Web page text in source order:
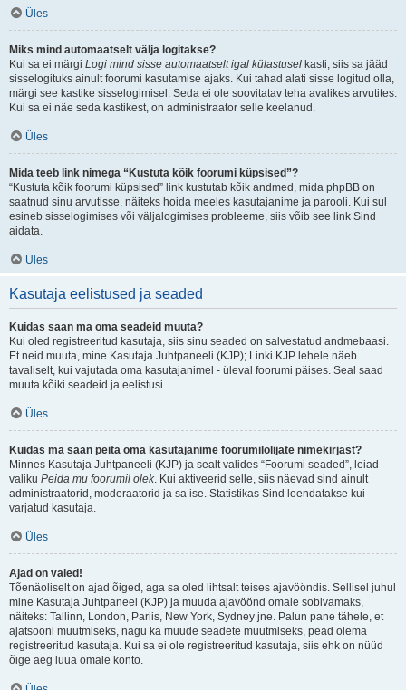
Üles
Miks mind automaatselt välja logitakse?
Kui sa ei märgi Logi mind sisse automaatselt igal külastusel kasti, siis sa jääd
sisselogituks ainult foorumi kasutamise ajaks. Kui tahad alati sisse logitud olla,
märgi see kastike sisselogimisel. Seda ei ole soovitatav teha avalikes arvutites.
Kui sa ei näe seda kastikest, on administraator selle keelanud.
Üles
Mida teeb link nimega “Kustuta kõik foorumi küpsised”?
“Kustuta kõik foorumi küpsised” link kustutab kõik andmed, mida phpBB on
saatnud sinu arvutisse, näiteks hoida meeles kasutajanime ja parooli. Kui sul
esineb sisselogimises või väljalogimises probleeme, siis võib see link Sind
aidata.
Üles
Kasutaja eelistused ja seaded
Kuidas saan ma oma seadeid muuta?
Kui oled registreeritud kasutaja, siis sinu seaded on salvestatud andmebaasi.
Et neid muuta, mine Kasutaja Juhtpaneeli (KJP); Linki KJP lehele näeb
tavaliselt, kui vajutada oma kasutajanimel - üleval foorumi päises. Seal saad
muuta kõiki seadeid ja eelistusi.
Üles
Kuidas ma saan peita oma kasutajanime foorumilolijate nimekirjast?
Minnes Kasutaja Juhtpaneeli (KJP) ja sealt valides “Foorumi seaded”, leiad
valiku Peida mu foorumil olek. Kui aktiveerid selle, siis näevad sind ainult
administraatorid, moderaatorid ja sa ise. Statistikas Sind loendatakse kui
varjatud kasutaja.
Üles
Ajad on valed!
Tõenäoliselt on ajad õiged, aga sa oled lihtsalt teises ajavööndis. Sellisel juhul
mine Kasutaja Juhtpaneel (KJP) ja muuda ajavöönd omale sobivamaks,
näiteks: Tallinn, London, Pariis, New York, Sydney jne. Palun pane tähele, et
ajatsooni muutmiseks, nagu ka muude seadete muutmiseks, pead olema
registreeritud kasutaja. Kui sa ei ole registreeritud kasutaja, siis ehk on nüüd
õige aeg luua omale konto.